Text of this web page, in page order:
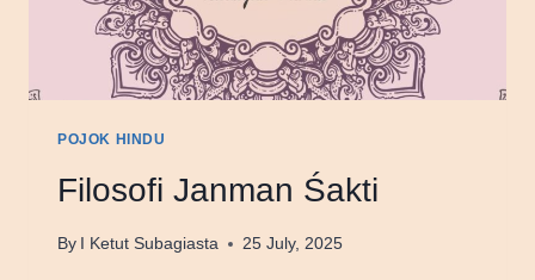
POJOK HINDU
Filosofi Janman Śakti
By I Ketut Subagiasta 25 July, 2025